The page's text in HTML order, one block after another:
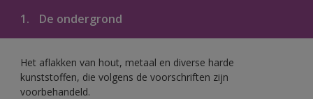
1. De ondergrond
Het aflakken van hout, metaal en diverse harde
kunststoffen, die volgens de voorschriften zijn
voorbehandeld.